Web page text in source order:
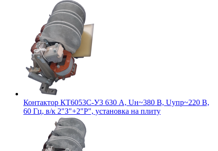
Контактор КТ6053С-У3 630 А, Uн~380 В, Uупр~220 В,
60 Гц, в/к 2"З"+2"Р", установка на плиту